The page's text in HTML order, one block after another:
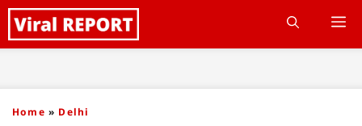
Skip
to
Home » Delhi